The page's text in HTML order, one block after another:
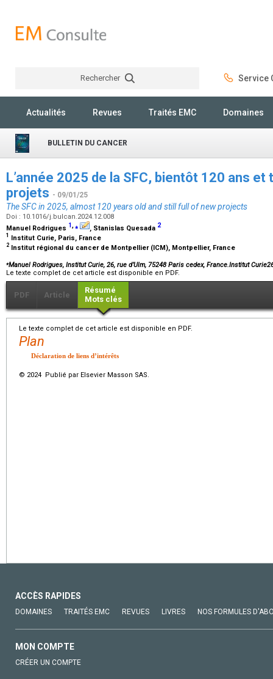
Rechercher Service
Actualités Revues Traités EMC Domaines
BULLETIN DU CANCER
L’année 2025 de la SFC, bientôt 120 ans
projets - 09/01/25
The SFC in 2025, almost 120 years old and still full of new projects
Doi : 10.1016/j.bulcan.2024.12.008
Manuel Rodrigues 1,⁎ , Stanislas Quesada 2
1 Institut Curie, Paris, France
2 Institut régional du cancer de Montpellier (ICM), Montpellier, France
⁎Manuel Rodrigues, Institut Curie, 26, rue d’Ulm, 75248 Paris cedex, France.Institut
Le texte complet de cet article est disponible en PDF.
PDF Article
Résumé
Mots clés
Le texte complet de cet article est disponible en PDF.
Plan
Déclaration de liens d’intérêts
© 2024 Publié par Elsevier Masson SAS.
ACCÈS RAPIDES
DOMAINES TRAITÉS EMC REVUES LIVRES NOS FORMULES
MON COMPTE
CRÉER UN COMPTE